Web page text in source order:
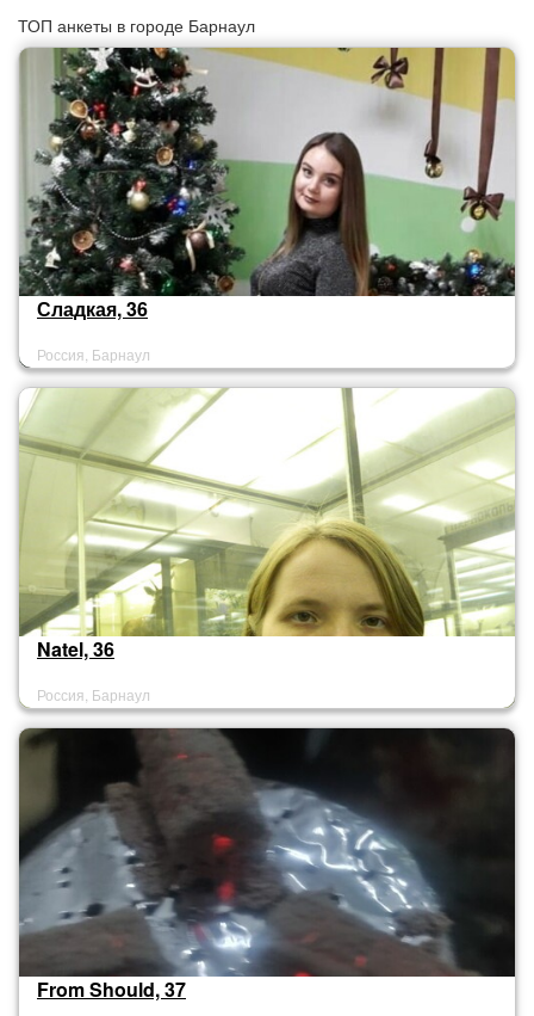
ТОП анкеты в городе Барнаул
Сладкая, 36
Россия, Барнаул
Natel, 36
Россия, Барнаул
From Should, 37